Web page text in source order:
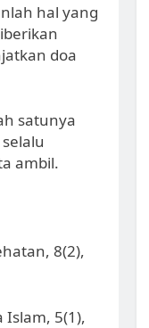
hal yang
doa
satunya
ambil.
8(2),
Islam, 5(1),